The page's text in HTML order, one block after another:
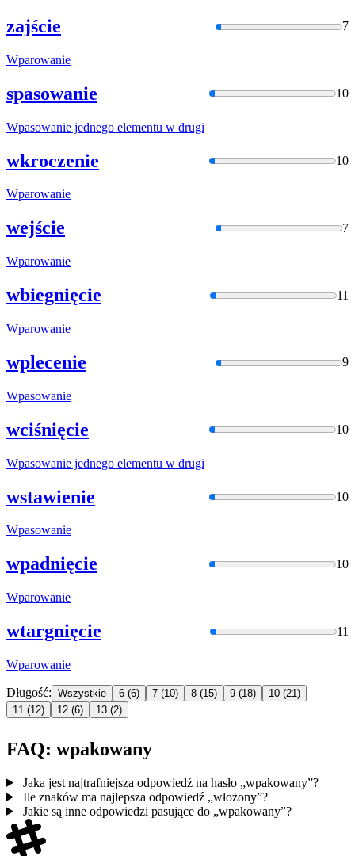
zajście 7
Wparowanie
spasowanie 10
Wpasowanie jednego elementu w drugi
wkroczenie 10
Wparowanie
wejście 7
Wparowanie
wbiegnięcie 11
Wparowanie
wplecenie 9
Wpasowanie
wciśnięcie 10
Wpasowanie jednego elementu w drugi
wstawienie 10
Wpasowanie
wpadnięcie 10
Wparowanie
wtargnięcie 11
Wparowanie
Długość: Wszystkie 6 (6) 7 (10) 8 (15) 9 (18) 10 (21)
11 (12) 12 (6) 13 (2)
FAQ: wpakowany
Jaka jest najtrafniejsza odpowiedź na hasło „wpakowany”?
Ile znaków ma najlepsza odpowiedź „włożony”?
Jakie są inne odpowiedzi pasujące do „wpakowany”?